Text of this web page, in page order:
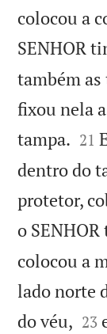
colocou a
SENHOR
também as
fixou nela
tampa. 

21
dentro do
protetor,
o
colocou a
lado norte
do véu, 

23